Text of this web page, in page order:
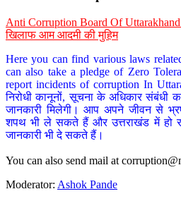
Anti Corruption Board Of
खिलाफ आम आदमी की मुहिम
Here you can find various laws
can also take a pledge of Zero
report incidents of corruption In
निरोधी कानूनों, सूचना के अधिकार संबंधी
जानकारी मिलेगी। आप अपने जीवन से
शपथ भी ले सकते हैं और उत्तराखंड में हो
जानकारी भी दे सकते हैं।
You can also send mail at
Moderator: Ashok Pande